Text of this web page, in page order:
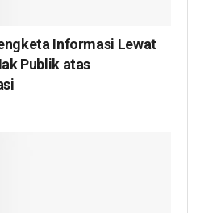
Informasi Lewat
Publik atas